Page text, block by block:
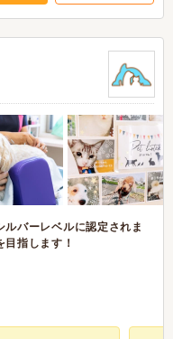
ルバーレベルに認定されま
指します！